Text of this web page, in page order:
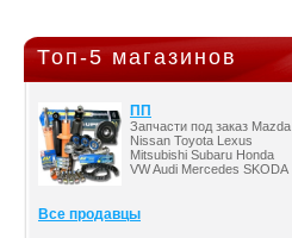
Топ-5 магазинов
ПП
Запчасти под заказ Mazda
Nissan Toyota Lexus
Mitsubishi Subaru Honda
VW Audi Mercedes SKODA
Все продавцы